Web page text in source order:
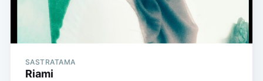
SASTRATAMA
Riami